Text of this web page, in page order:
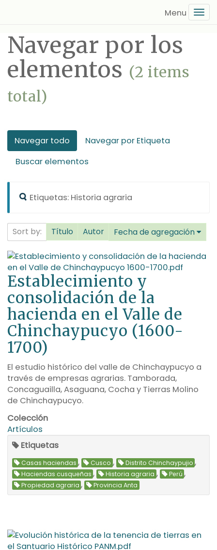
principal
Navegar por los
elementos (2 items
total)
Navegar todo
Navegar por Etiqueta
Buscar elementos
Etiquetas: Historia agraria
Sort by: Título Autor Fecha de agregación
Establecimiento y
consolidación de la
hacienda en el Valle de
Chinchaypucyo (1600-
1700)
El estudio histórico del valle de Chinchaypucyo a
través de empresas agrarias. Tamborada,
Concaguailla, Asaguana, Cocha y Tierras Molino
de Chinchaypucyo.
Colección
Artículos
Etiquetas
Casas haciendas , Cusco , Distrito Chinchaypujio ,
Haciendas cusqueñas , Historia agraria , Perú ,
Propiedad agraria , Provincia Anta